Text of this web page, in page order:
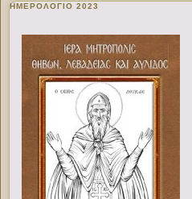
ΗΜΕΡΟΛΟΓΙΟ 2023